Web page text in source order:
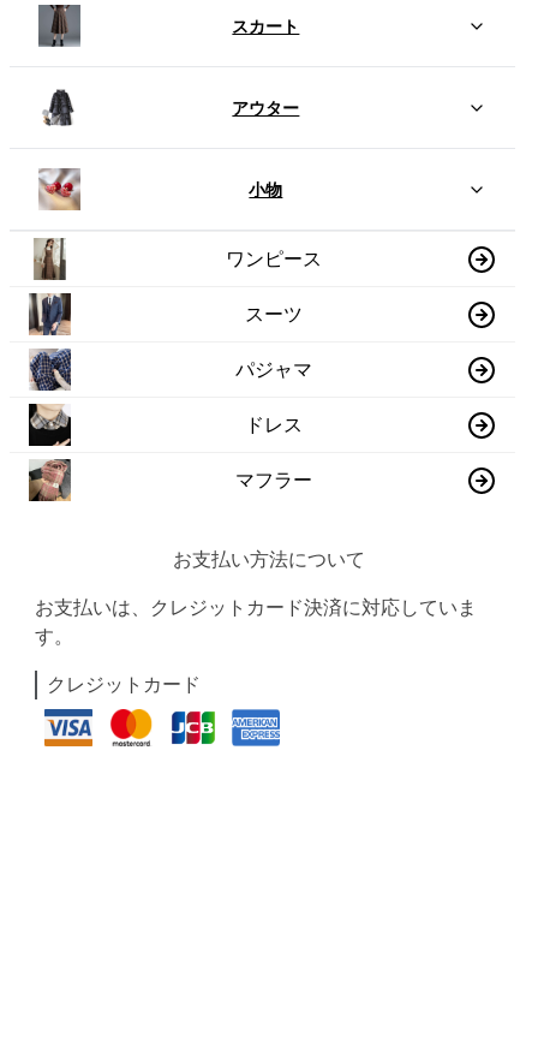
スカート
アウター
小物
ワンピース
スーツ
パジャマ
ドレス
マフラー
お支払い方法について
お支払いは、クレジットカード決済に対応していま
す。
クレジットカード